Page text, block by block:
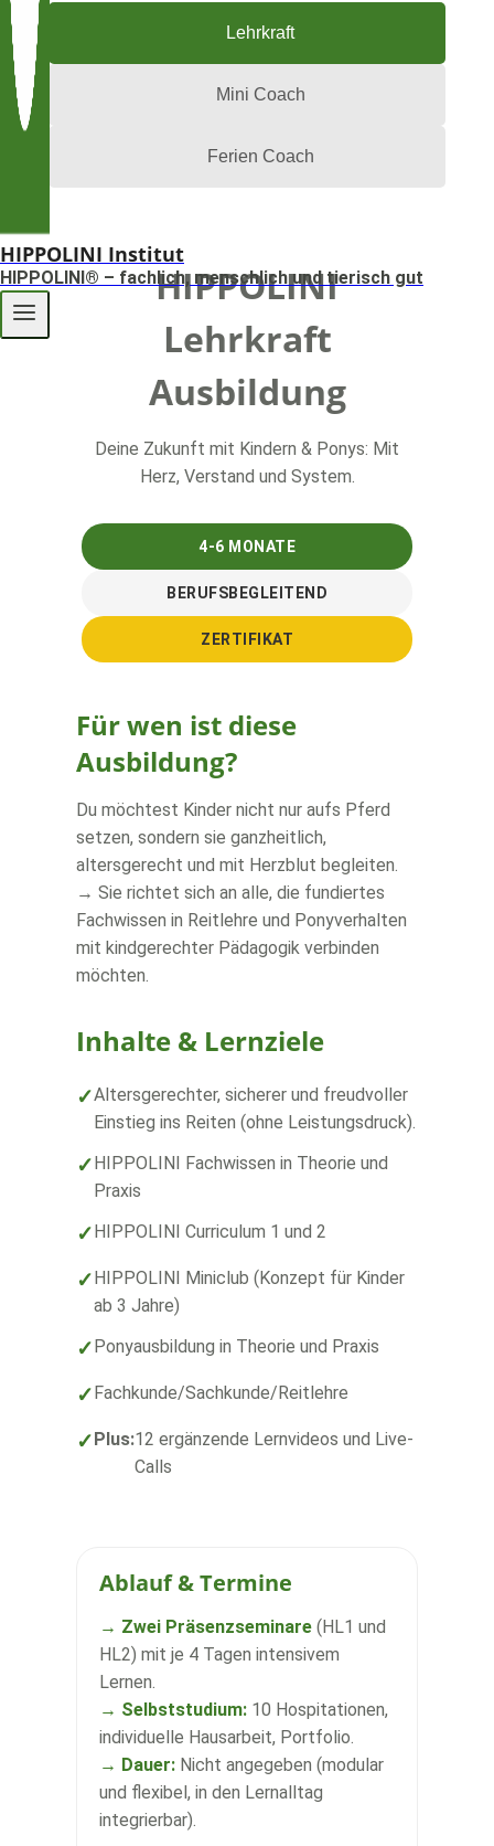
HIPPOLINI Institut
HIPPOLINI® – fachlich, menschlich und tierisch gut
Lehrkraft
Mini Coach
Ferien Coach
HIPPOLINI
Lehrkraft
Ausbildung
Deine Zukunft mit Kindern & Ponys: Mit
Herz, Verstand und System.
4-6 MONATE
BERUFSBEGLEITEND
ZERTIFIKAT
Für wen ist diese
Ausbildung?
Du möchtest Kinder nicht nur aufs Pferd
setzen, sondern sie ganzheitlich,
altersgerecht und mit Herzblut begleiten.
→ Sie richtet sich an alle, die fundiertes
Fachwissen in Reitlehre und Ponyverhalten
mit kindgerechter Pädagogik verbinden
möchten.
Inhalte & Lernziele
Altersgerechter, sicherer und freudvoller
Einstieg ins Reiten (ohne Leistungsdruck).
HIPPOLINI Fachwissen in Theorie und
Praxis
HIPPOLINI Curriculum 1 und 2
HIPPOLINI Miniclub (Konzept für Kinder
ab 3 Jahre)
Ponyausbildung in Theorie und Praxis
Fachkunde/Sachkunde/Reitlehre
Plus:12 ergänzende Lernvideos und Live-
Calls
Ablauf & Termine
→ Zwei Präsenzseminare (HL1 und
HL2) mit je 4 Tagen intensivem
Lernen.
→ Selbststudium: 10 Hospitationen,
individuelle Hausarbeit, Portfolio.
→ Dauer: Nicht angegeben (modular
und flexibel, in den Lernalltag
integrierbar).